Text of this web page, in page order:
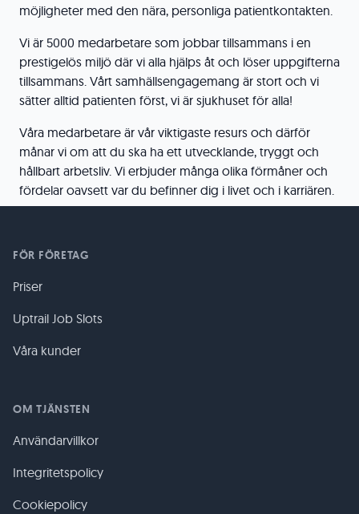
möjligheter med den nära, personliga patientkontakten.
Vi är 5000 medarbetare som jobbar tillsammans i en
prestigelös miljö där vi alla hjälps åt och löser uppgifterna
tillsammans. Vårt samhällsengagemang är stort och vi
sätter alltid patienten först, vi är sjukhuset för alla!
Våra medarbetare är vår viktigaste resurs och därför
månar vi om att du ska ha ett utvecklande, tryggt och
hållbart arbetsliv. Vi erbjuder många olika förmåner och
fördelar oavsett var du befinner dig i livet och i karriären.
FÖR FÖRETAG
Priser
Uptrail Job Slots
Våra kunder
OM TJÄNSTEN
Användarvillkor
Integritetspolicy
Cookiepolicy